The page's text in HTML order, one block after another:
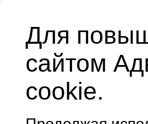
Для
сайтом
cookie.